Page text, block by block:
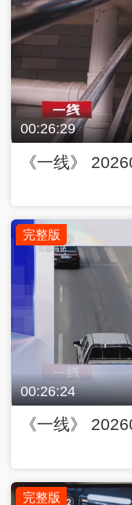
00:26:29
《一线》
完整版
00:26:24
《一线》
完整版